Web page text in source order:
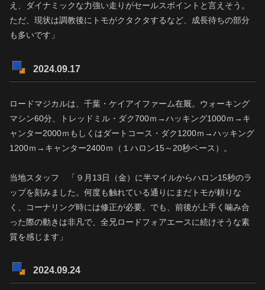
え、ダイナミックな力強い走りがセールスポイントと言えそう。
ただ、現状は調教後にトモがクタクタするなど、成長待ちの部分
も多いです」
2024.09.17
ロードマジカルは、千葉・ケイアイファーム在厩。ウォーキング
マシン60分、トレッドミル・ダク700ｍ→ハッキング1000ｍ→キ
ャンター2000ｍもしくはダートコース・ダク1200ｍ→ハッキング
1200ｍ→キャンター2400ｍ（１ハロン15～20秒ペース）。
当地スタッフ 「９月13日（金）に半マイルからハロン15秒のラ
ップを刻みました。何度も触れている通りにまだトモが頼りな
く、コーナリング時には修正が必要。でも、前後が上手く噛み合
った際の動きは非凡で、全兄ロードフォアエースに続けそうな素
質を感じます」
2024.09.24